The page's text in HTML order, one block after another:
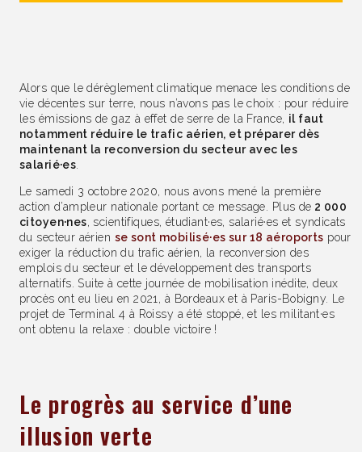
Alors que le dérèglement climatique menace les conditions de
vie décentes sur terre, nous n’avons pas le choix : pour réduire
les émissions de gaz à effet de serre de la France, il faut
notamment réduire le trafic aérien, et préparer dès
maintenant la reconversion du secteur avec les
salarié·es
Le samedi 3 octobre 2020, nous avons mené la première
action d’ampleur nationale portant ce message. Plus de 2 000
citoyen·nes, scientifiques, étudiant·es, salarié·es et syndicats
du secteur aérien se sont mobilisé·es sur18 aéroports pour
exiger la réduction du trafic aérien, la reconversion des
emplois du secteur et le développement des transports
alternatifs. Suite à cette journée de mobilisation inédite, deux
procès ont eu lieu en 2021, à Bordeaux et à Paris-Bobigny. Le
projet de Terminal 4 à Roissy a été stoppé, et les militant·es
ont obtenu la relaxe : double victoire !
Le progrès au service d’une
illusion verte